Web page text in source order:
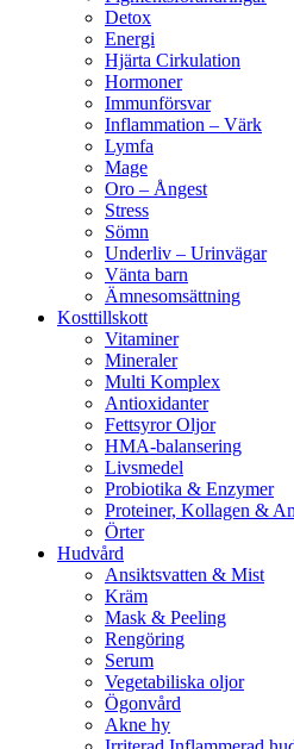
Detox
Energi
Hjärta Cirkulation
Hormoner
Immunförsvar
Inflammation – Värk
Lymfa
Mage
Oro – Ångest
Stress
Sömn
Underliv – Urinvägar
Vänta barn
Ämnesomsättning
Kosttillskott
Vitaminer
Mineraler
Multi Komplex
Antioxidanter
Fettsyror Oljor
HMA-balansering
Livsmedel
Probiotika & Enzymer
Proteiner, Kollagen &
Örter
Hudvård
Ansiktsvatten & Mist
Kräm
Mask & Peeling
Rengöring
Serum
Vegetabiliska oljor
Ögonvård
Akne hy